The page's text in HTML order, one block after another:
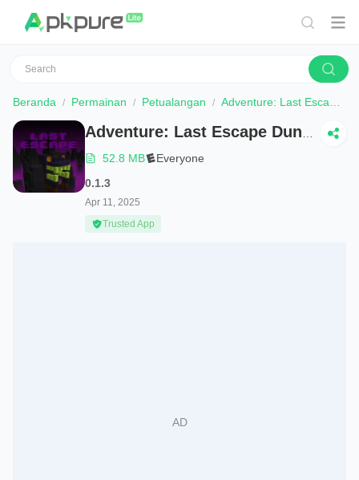
Beranda Permainan Petualangan Adventure: Last Escape Dungeon
52.8 MB
Everyone
0.1.3
Apr 11, 2025
Trusted App